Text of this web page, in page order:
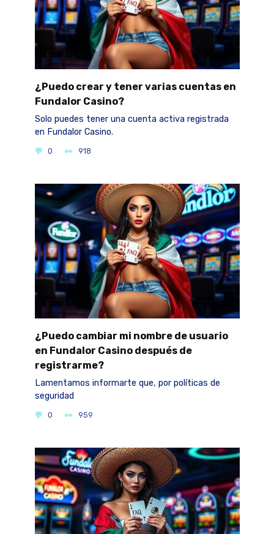
¿Puedo crear y tener varias cuentas en
Fundalor Casino?
Solo puedes tener una cuenta activa registrada
en Fundalor Casino.
0 918
¿Puedo cambiar mi nombre de usuario
en Fundalor Casino después de
registrarme?
Lamentamos informarte que, por políticas de
seguridad
0 959